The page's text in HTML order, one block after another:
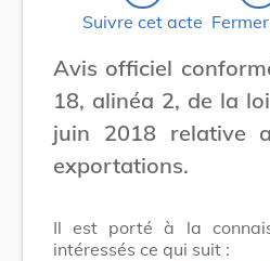
Suivre cet acte
Avis officiel
18, alinéa 2, de la
juin 2018 relative
exportations.
Il est porté à la
intéressés ce qui suit :